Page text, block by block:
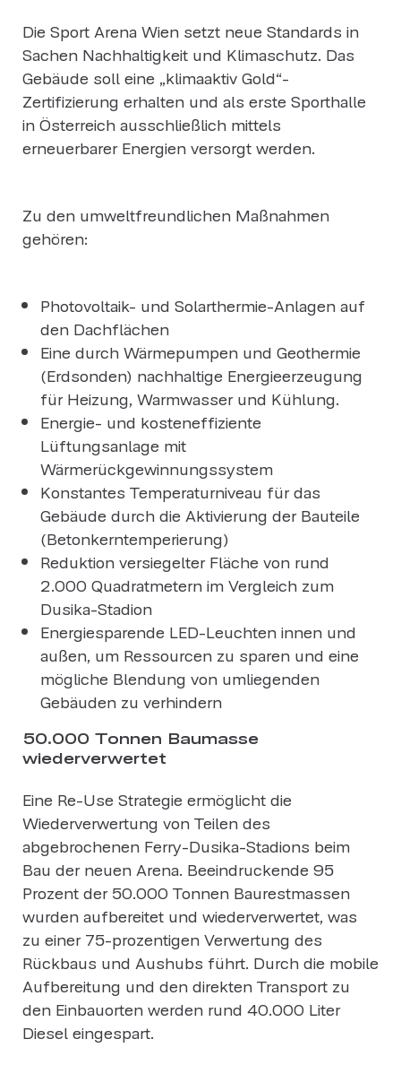
Die Sport Arena Wien setzt neue Standards in
Sachen Nachhaltigkeit und Klimaschutz. Das
Gebäude soll eine „klimaaktiv Gold“-
Zertifizierung erhalten und als erste Sporthalle
in Österreich ausschließlich mittels
erneuerbarer Energien versorgt werden.
Zu den umweltfreundlichen Maßnahmen
gehören:
Photovoltaik- und Solarthermie-Anlagen auf
den Dachflächen
Eine durch Wärmepumpen und Geothermie
(Erdsonden) nachhaltige Energieerzeugung
für Heizung, Warmwasser und Kühlung.
Energie- und kosteneffiziente
Lüftungsanlage mit
Wärmerückgewinnungssystem
Konstantes Temperaturniveau für das
Gebäude durch die Aktivierung der Bauteile
(Betonkerntemperierung)
Reduktion versiegelter Fläche von rund
2.000 Quadratmetern im Vergleich zum
Dusika-Stadion
Energiesparende LED-Leuchten innen und
außen, um Ressourcen zu sparen und eine
mögliche Blendung von umliegenden
Gebäuden zu verhindern
50.000 Tonnen Baumasse
wiederverwertet
Eine Re-Use Strategie ermöglicht die
Wiederverwertung von Teilen des
abgebrochenen Ferry-Dusika-Stadions beim
Bau der neuen Arena. Beeindruckende 95
Prozent der 50.000 Tonnen Baurestmassen
wurden aufbereitet und wiederverwertet, was
zu einer 75-prozentigen Verwertung des
Rückbaus und Aushubs führt. Durch die mobile
Aufbereitung und den direkten Transport zu
den Einbauorten werden rund 40.000 Liter
Diesel eingespart.